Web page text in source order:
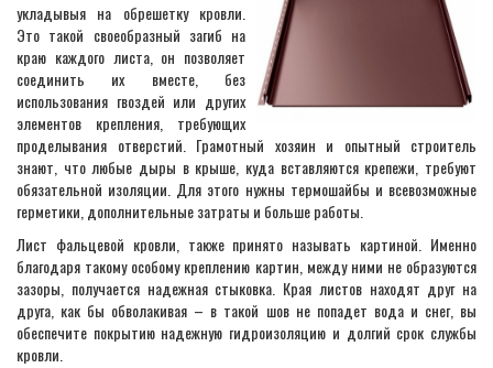
укладывыя на обрешетку кровли.
Это такой своеобразный загиб на
краю каждого листа, он позволяет
соединить их вместе, без
использования гвоздей или других
элементов крепления, требующих
проделывания отверстий. Грамотный хозяин и опытный строитель
знают, что любые дыры в крыше, куда вставляются крепежи, требуют
обязательной изоляции. Для этого нужны термошайбы и всевозможные
герметики, дополнительные затраты и больше работы.
Лист фальцевой кровли, также принято называть картиной. Именно
благодаря такому особому креплению картин, между ними не образуются
зазоры, получается надежная стыковка. Края листов находят друг на
друга, как бы обволакивая – в такой шов не попадет вода и снег, вы
обеспечите покрытию надежную гидроизоляцию и долгий срок службы
кровли.